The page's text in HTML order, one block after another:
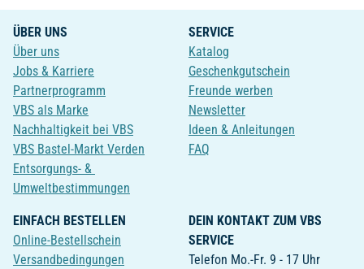
ÜBER UNS
Über uns
Jobs & Karriere
Partnerprogramm
VBS als Marke
Nachhaltigkeit bei VBS
VBS Bastel-Markt Verden
Entsorgungs- &
Umweltbestimmungen
SERVICE
Katalog
Geschenkgutschein
Freunde werben
Newsletter
Ideen & Anleitungen
FAQ
EINFACH BESTELLEN
Online-Bestellschein
Versandbedingungen
DEIN KONTAKT ZUM VBS
SERVICE
Telefon Mo.-Fr. 9 - 17 Uhr